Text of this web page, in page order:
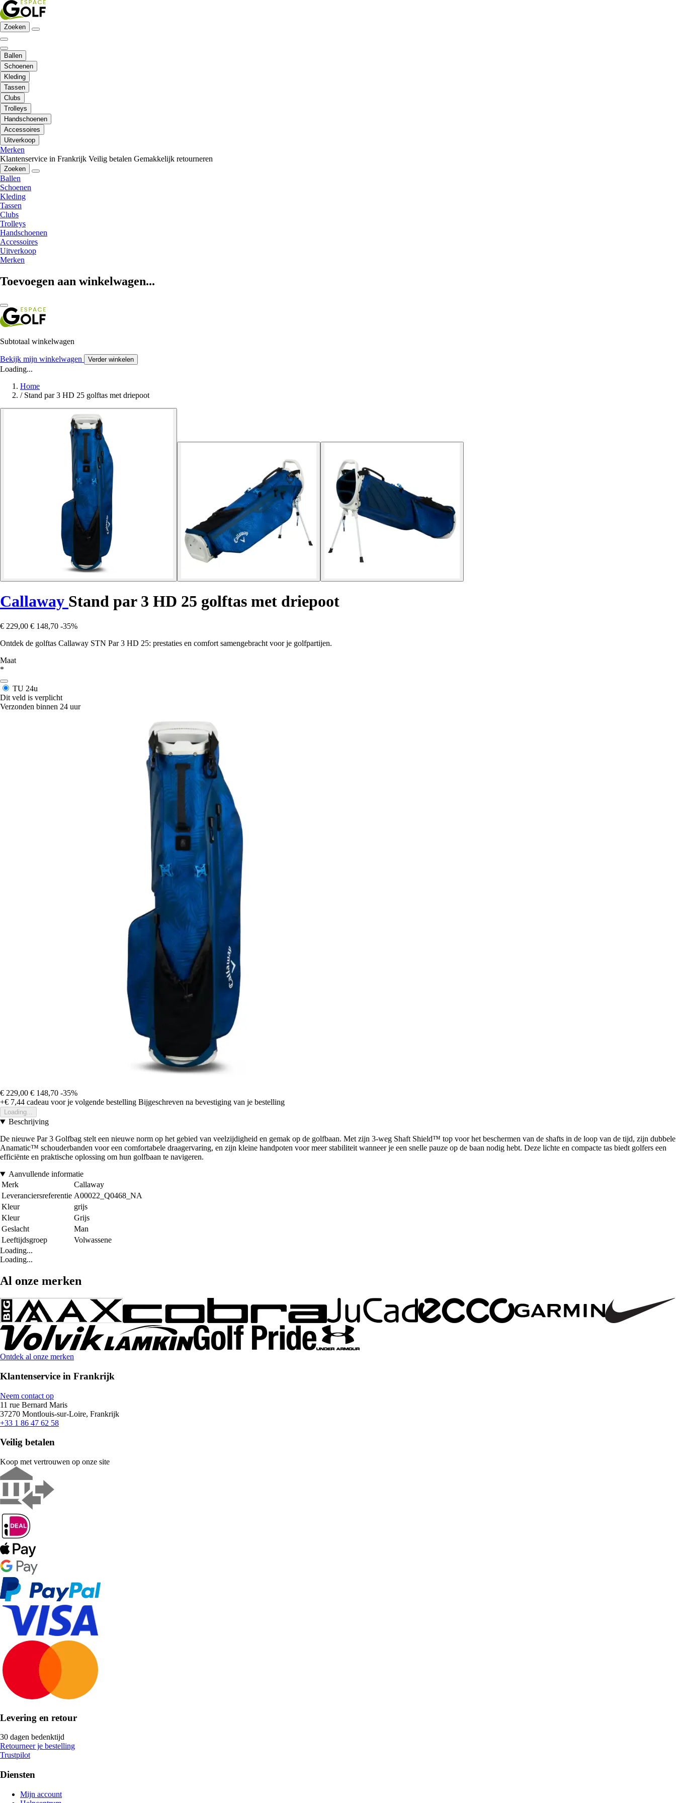
Zoeken
Ballen
Schoenen
Kleding
Tassen
Clubs
Trolleys
Handschoenen
Accessoires
Uitverkoop
Merken
Klantenservice in Frankrijk Veilig betalen Gemakkelijk retourneren
Zoeken
Ballen
Schoenen
Kleding
Tassen
Clubs
Trolleys
Handschoenen
Accessoires
Uitverkoop
Merken
Toevoegen aan winkelwagen...
Subtotaal winkelwagen
Bekijk mijn winkelwagen Verder winkelen
Loading...
Home
/ Stand par 3 HD 25 golftas met driepoot
Callaway Stand par 3 HD 25 golftas met driepoot
€ 229,00 € 148,70 -35%
Ontdek de golftas Callaway STN Par 3 HD 25: prestaties en comfort samengebracht voor je golfpartijen.
Maat
*
TU 24u
Dit veld is verplicht
Verzonden binnen 24 uur
€ 229,00 € 148,70 -35%
+€ 7,44 cadeau voor je volgende bestelling Bijgeschreven na bevestiging van je bestelling
Loading...
Beschrijving
De nieuwe Par 3 Golfbag stelt een nieuwe norm op het gebied van veelzijdigheid en gemak op de golfbaan. Met zijn 3-weg Shaft Shield™ top voor het beschermen van de shafts in de loop van de tijd, zijn dubbele
Anamatic™ schouderbanden voor een comfortabele draagervaring, en zijn kleine handpoten voor meer stabiliteit wanneer je een snelle pauze op de baan nodig hebt. Deze lichte en compacte tas biedt golfers een
efficiënte en praktische oplossing om hun golfbaan te navigeren.
Aanvullende informatie
Merk
Callaway
Leveranciersreferentie A00022_Q0468_NA
Kleur
grijs
Kleur
Grijs
Geslacht
Man
Leeftijdsgroep
Volwassene
Loading...
Loading...
Al onze merken
Ontdek al onze merken
Klantenservice in Frankrijk
Neem contact op
11 rue Bernard Maris
37270 Montlouis-sur-Loire, Frankrijk
+33 1 86 47 62 58
Veilig betalen
Koop met vertrouwen op onze site
Levering en retour
30 dagen bedenktijd
Retourneer je bestelling
Trustpilot
Diensten
Mijn account